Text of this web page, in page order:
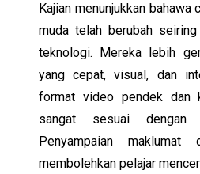
Kajian menunjukkan
muda telah berubah
teknologi. Mereka lebih
yang cepat, visual, dan
format video pendek dan
sangat sesuai dengan
Penyampaian maklumat
membolehkan pelajar